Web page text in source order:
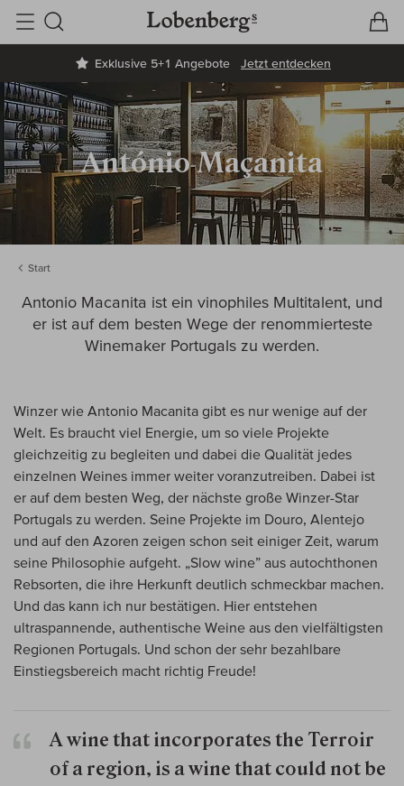
Exklusive 5+1 Angebote Jetzt entdecken
Suche
António Maçanita
Start
Antonio Macanita ist ein vinophiles Multitalent, und
er ist auf dem besten Wege der renommierteste
Winemaker Portugals zu werden.
Winzer wie Antonio Macanita gibt es nur wenige auf der
Welt. Es braucht viel Energie, um so viele Projekte
gleichzeitig zu begleiten und dabei die Qualität jedes
einzelnen Weines immer weiter voranzutreiben. Dabei ist
er auf dem besten Weg, der nächste große Winzer-Star
Portugals zu werden. Seine Projekte im Douro, Alentejo
und auf den Azoren zeigen schon seit einiger Zeit, warum
seine Philosophie aufgeht. „Slow wine” aus autochthonen
Rebsorten, die ihre Herkunft deutlich schmeckbar machen.
Und das kann ich nur bestätigen. Hier entstehen
ultraspannende, authentische Weine aus den vielfältigsten
Regionen Portugals. Und schon der sehr bezahlbare
Einstiegsbereich macht richtig Freude!
A wine that incorporates the Terroir
of a region, is a wine that could not be